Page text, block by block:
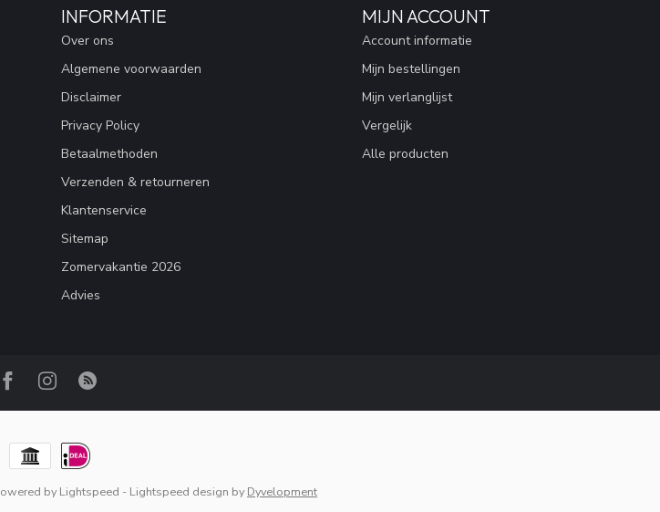
INFORMATIE
Over ons
Algemene voorwaarden
Disclaimer
Privacy Policy
Betaalmethoden
Verzenden & retourneren
Klantenservice
Sitemap
Zomervakantie 2026
Advies
MIJN ACCOUNT
Account informatie
Mijn bestellingen
Mijn verlanglijst
Vergelijk
Alle producten
by Lightspeed - Lightspeed design by Dyvelopment